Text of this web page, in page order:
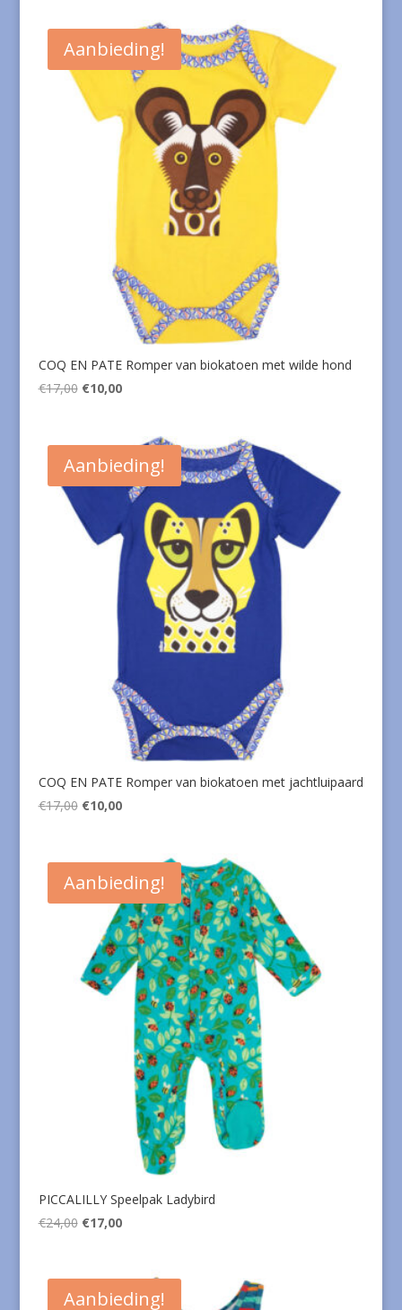
€17,00.€10,00.
Aanbieding!
COQ EN PATE Romper van biokatoen met wilde hond
€17,00 Oorspronkelijke
€17,00.
€10,00Huidige
€10,00.
Aanbieding!
COQ EN PATE Romper van biokatoen met jachtluipaard
€17,00 Oorspronkelijke
€17,00.
€10,00Huidige
€10,00.
Aanbieding!
PICCALILLY Speelpak Ladybird
€24,00 Oorspronkelijke
€24,00.
€17,00Huidige
€17,00.
Aanbieding!